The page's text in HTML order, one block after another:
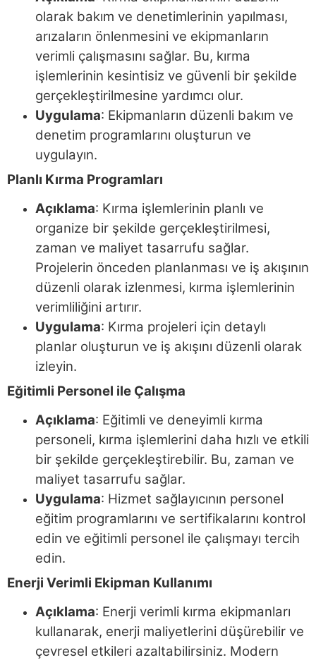
olarak bakım ve denetimlerinin yapılması,
arızaların önlenmesini ve ekipmanların
verimli çalışmasını sağlar. Bu, kırma
işlemlerinin kesintisiz ve güvenli bir şekilde
gerçekleştirilmesine yardımcı olur.
Uygulama: Ekipmanların düzenli bakım ve
denetim programlarını oluşturun ve
uygulayın.
Planlı Kırma Programları
Açıklama: Kırma işlemlerinin planlı ve
organize bir şekilde gerçekleştirilmesi,
zaman ve maliyet tasarrufu sağlar.
Projelerin önceden planlanması ve iş akışının
düzenli olarak izlenmesi, kırma işlemlerinin
verimliliğini artırır.
Uygulama: Kırma projeleri için detaylı
planlar oluşturun ve iş akışını düzenli olarak
izleyin.
Eğitimli Personel ile Çalışma
Açıklama: Eğitimli ve deneyimli kırma
personeli, kırma işlemlerini daha hızlı ve etkili
bir şekilde gerçekleştirebilir. Bu, zaman ve
maliyet tasarrufu sağlar.
Uygulama: Hizmet sağlayıcının personel
eğitim programlarını ve sertifikalarını kontrol
edin ve eğitimli personel ile çalışmayı tercih
edin.
Enerji Verimli Ekipman Kullanımı
Açıklama: Enerji verimli kırma ekipmanları
kullanarak, enerji maliyetlerini düşürebilir ve
çevresel etkileri azaltabilirsiniz. Modern